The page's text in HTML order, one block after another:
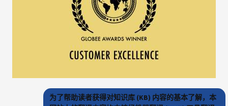
为了帮助读者获得对知识库 (KB) 内容的基本了解，本